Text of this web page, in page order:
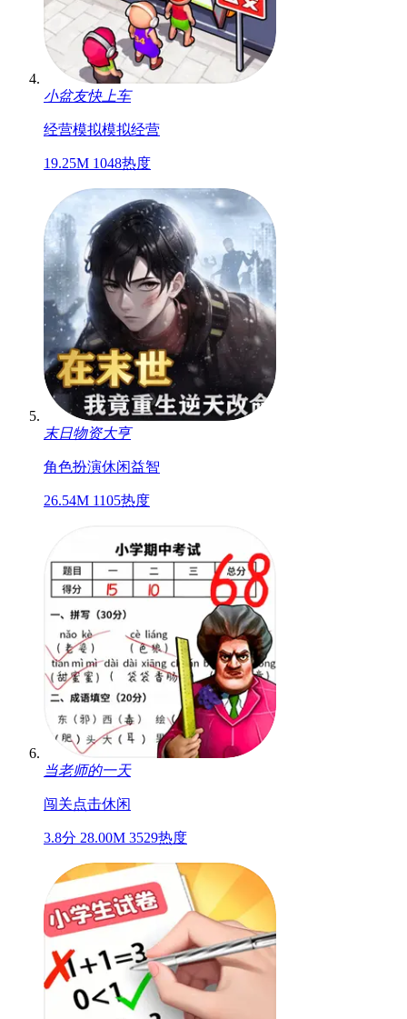
小盆友快上车
经营模拟模拟经营
19.25M 1048热度
末日物资大亨
角色扮演休闲益智
26.54M 1105热度
当老师的一天
闯关点击休闲
3.8分 28.00M 3529热度